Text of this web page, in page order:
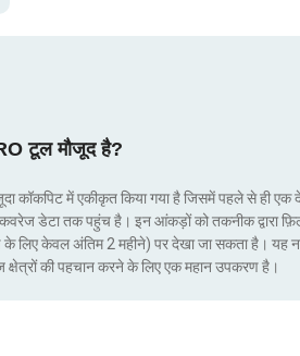
टूल मौजूद है?
कॉकपिट में एकीकृत किया गया है जिसमें पहले से ही एक
डेटा तक पहुंच है। इन आंकड़ों को तकनीक द्वारा
लिए केवल अंतिम 2 महीने) पर देखा जा सकता है। यह
क्षेत्रों की पहचान करने के लिए एक महान उपकरण है।